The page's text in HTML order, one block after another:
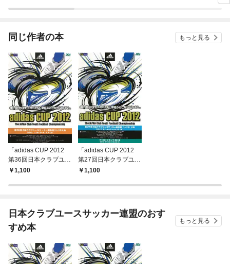
今
同じ作者の本 もっと見る
「adidas CUP 2012
第36回日本クラブユー
スサッカー選手権（U-
ラム
1,100
「adidas CUP 2012
第27回日本クラブユー
スサッカー選手権（U-
ラム
1,100
日本クラブユースサッカー連盟のおす
すめ本
もっと見る